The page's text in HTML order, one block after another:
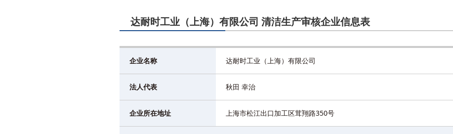
达耐时工业（上海）有限公司 清洁生产审核企业信息表
企业名称 达耐时工业（上海）有限公司
法人代表 秋田 幸治
企业所在地址 上海市松江出口加工区茸翔路350号